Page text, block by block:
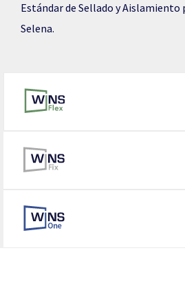
Estándar de Sellado y Aislamiento
Selena.